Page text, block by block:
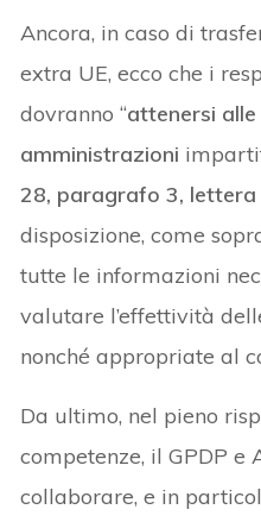
Ancora, in caso di
extra UE, ecco che i
dovranno “attenersi
amministrazioni
28, paragrafo 3, lettera
disposizione, come
tutte le informazioni
valutare l’effettività
nonché appropriate al
Da ultimo, nel pieno
competenze, il GPDP e
collaborare, e in